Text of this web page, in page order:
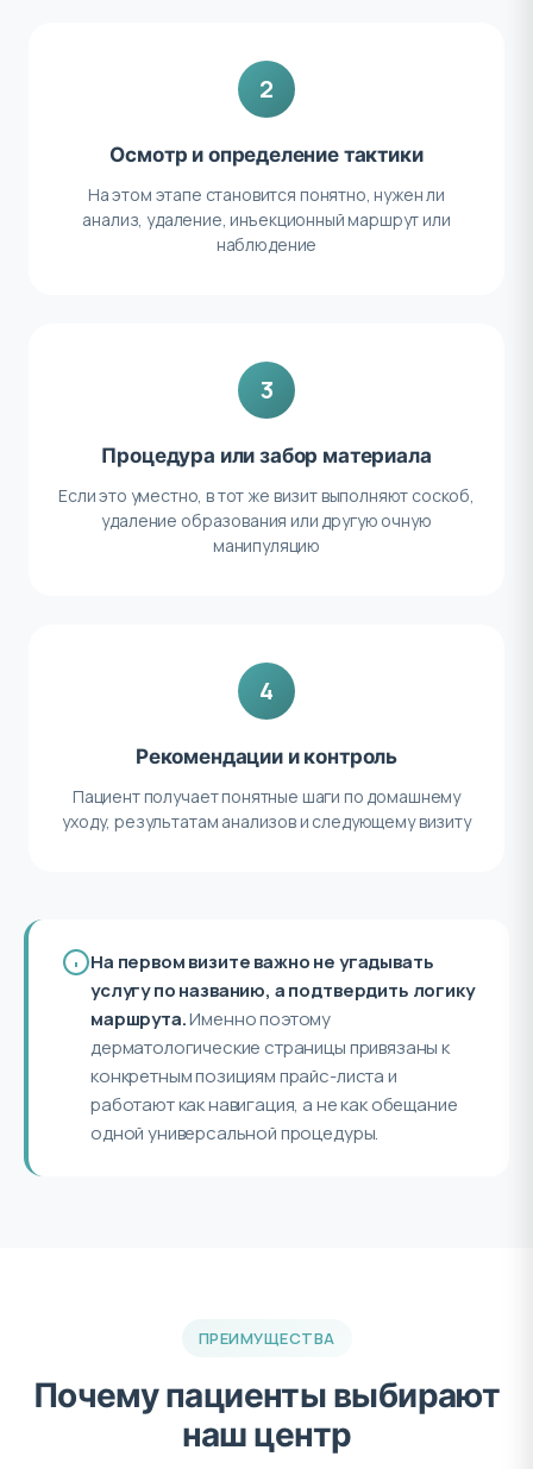
2
Осмотр и определение тактики
На этом этапе становится понятно, нужен ли
анализ, удаление, инъекционный маршрут или
наблюдение
3
Процедура или забор материала
Если это уместно, в тот же визит выполняют соскоб,
удаление образования или другую очную
манипуляцию
4
Рекомендации и контроль
Пациент получает понятные шаги по домашнему
уходу, результатам анализов и следующему визиту
На первом визите важно не угадывать
услугу по названию, а подтвердить логику
маршрута.Именно поэтому
дерматологические страницы привязаны к
конкретным позициям прайс-листа и
работают как навигация, а не как обещание
одной универсальной процедуры.
ПРЕИМУЩЕСТВА
Почему пациенты выбирают
наш центр